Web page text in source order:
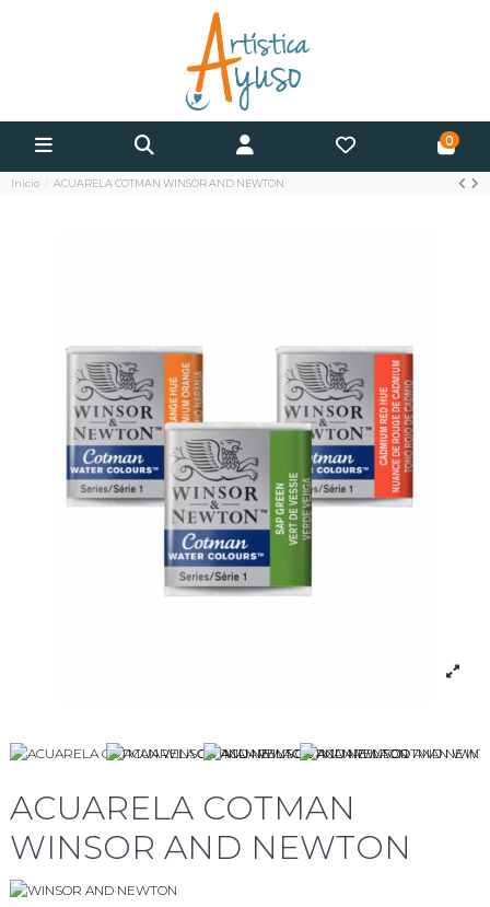
0
Inicio ACUARELA COTMAN WINSOR AND NEWTON
ACUARELA COTMAN
WINSOR AND NEWTON